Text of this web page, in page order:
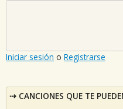
Iniciar sesión o Registrarse
CANCIONES QUE TE